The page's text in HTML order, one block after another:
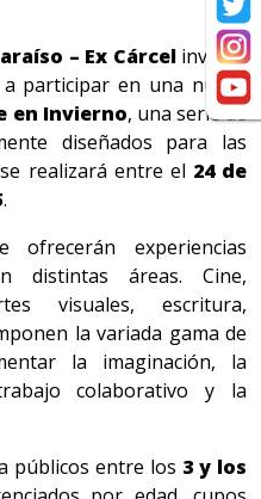
– Ex Cárcelinvita a
participar en una nueva
en Invierno, una serie de
diseñados para las
realizará entre el 24 de
.
ofrecerán experiencias
distintas áreas. Cine,
visuales, escritura,
la variada gama de
la imaginación, la
colaborativo y la
públicos entre los 3 y los